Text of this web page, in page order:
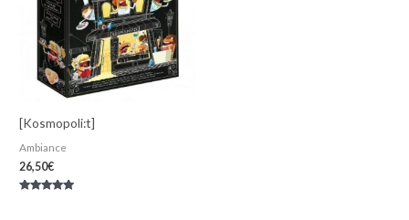
[Kosmopoli:t]
Ambiance
26,50€